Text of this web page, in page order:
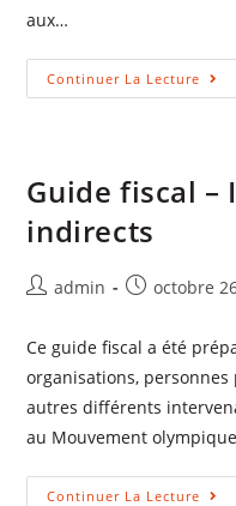
aux…
Continuer La Lecture
Guide fiscal
indirects
admin octobre
Ce guide fiscal a été
organisations,
autres différents
au Mouvement
Continuer La Lecture